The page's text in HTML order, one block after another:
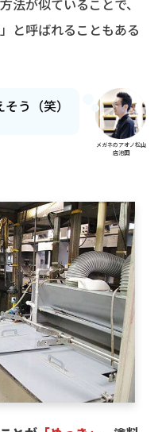
法が似ていることで、
と呼ばれることもある
メガネのアオノ松山
店池田
そう（笑）